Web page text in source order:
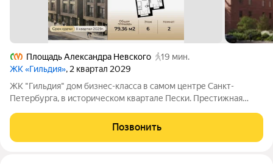
Площадь Александра Невского
19 мин.
ЖК «Гильдия», 2 квартал 2029
ЖК "Гильдия" дом бизнес-класса в самом центре Санкт-
Петербурга, в историческом квартале Пески. Престижная
"Гильдия" создана продуманная внутренняя инфраструктура
для полноценного отдыха и работы.
Позвонить